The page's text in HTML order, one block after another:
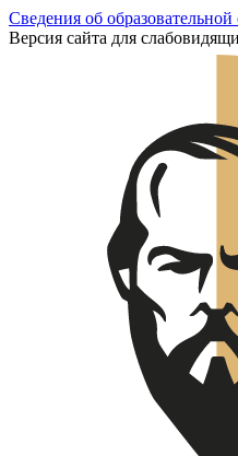
Сведения об образовательной
Версия сайта для